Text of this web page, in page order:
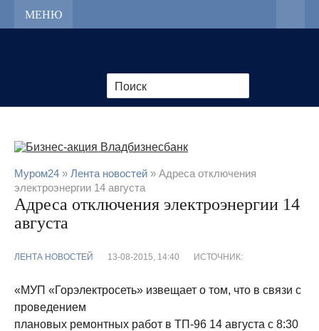
МЕНЮ
Муром24 » Лента новостей » Адреса отключения
электроэнергии 14 августа
Адреса отключения электроэнергии 14
августа
ЛЕНТА НОВОСТЕЙ 13-08-2015, 14:40 ИСТОЧНИК:
«МУП «Горэлектросеть» извещает о том, что в связи с
проведением
плановых ремонтных работ в ТП-96 14 августа с 8:30